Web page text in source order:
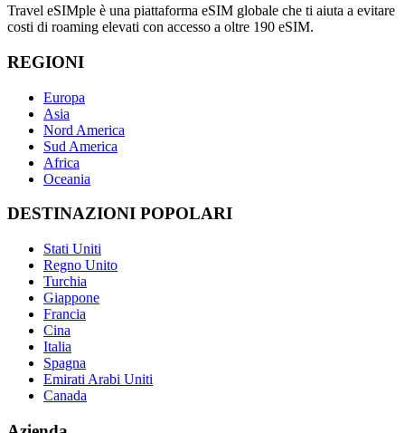
Travel eSIMple è una piattaforma eSIM globale che ti aiuta a evitare
costi di roaming elevati con accesso a oltre 190 eSIM.
REGIONI
Europa
Asia
Nord America
Sud America
Africa
Oceania
DESTINAZIONI POPOLARI
Stati Uniti
Regno Unito
Turchia
Giappone
Francia
Cina
Italia
Spagna
Emirati Arabi Uniti
Canada